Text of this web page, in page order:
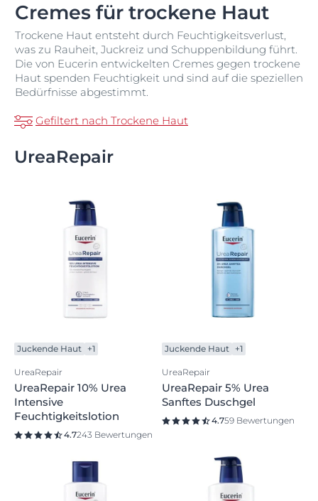
Cremes für trockene Haut
Trockene Haut entsteht durch Feuchtigkeitsverlust,
was zu Rauheit, Juckreiz und Schuppenbildung führt.
Die von Eucerin entwickelten Cremes gegen trockene
Haut spenden Feuchtigkeit und sind auf die speziellen
Bedürfnisse abgestimmt.
Gefiltert nach Trockene Haut
UreaRepair
Juckende Haut +1
UreaRepair
UreaRepair 10% Urea
Intensive
Feuchtigkeitslotion
4.7243 Bewertungen
Juckende Haut +1
UreaRepair
UreaRepair 5% Urea
Sanftes Duschgel
4.759 Bewertungen